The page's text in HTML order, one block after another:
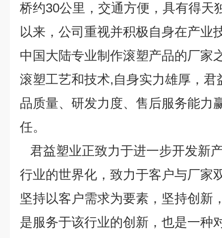
桥约30公里，交通方便，具有得天
以来，公司重视并积极自身在产业
中国大陆专业制作滚塑产品的厂家
滚塑工艺和技术,自身实力雄厚，
品质量、研发力度、售后服务能力
任。
君益塑业正致力于进一步开发新
行业的世界化，致力于客户与厂家
坚持以客户需求为要素，坚持创新
是服务于该行业的创新，也是一种